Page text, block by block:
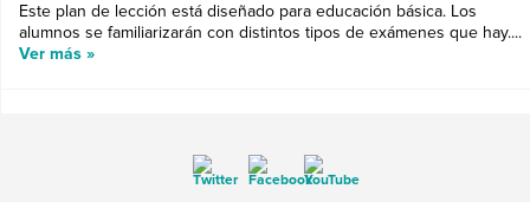
Este plan de lección está diseñado para educación básica. Los
alumnos se familiarizarán con distintos tipos de exámenes que hay....
Ver más »